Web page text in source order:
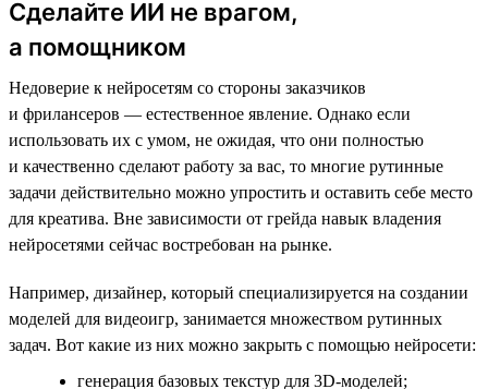
Сделайте ИИ не врагом,
а помощником
Недоверие к нейросетям со стороны заказчиков
и фрилансеров — естественное явление. Однако если
использовать их с умом, не ожидая, что они полностью
и качественно сделают работу за вас, то многие рутинные
задачи действительно можно упростить и оставить себе место
для креатива. Вне зависимости от грейда навык владения
нейросетями сейчас востребован на рынке.
Например, дизайнер, который специализируется на создании
моделей для видеоигр, занимается множеством рутинных
задач. Вот какие из них можно закрыть с помощью нейросети:
генерация базовых текстур для 3D-моделей;